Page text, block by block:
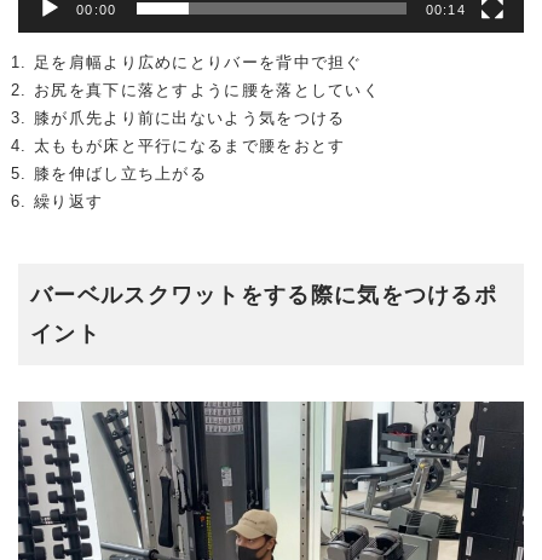
00:00 00:14
足を肩幅より広めにとりバーを背中で担ぐ
お尻を真下に落とすように腰を落としていく
膝が爪先より前に出ないよう気をつける
太ももが床と平行になるまで腰をおとす
膝を伸ばし立ち上がる
繰り返す
バーベルスクワットをする際に気をつけるポ
イント